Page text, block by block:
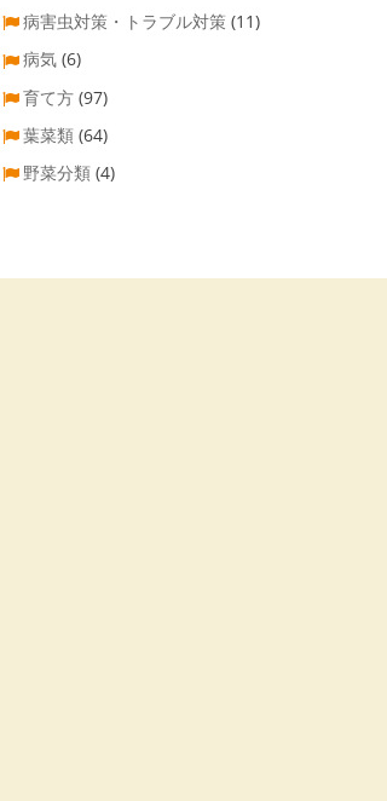
病害虫対策・トラブル対策 (11)
病気 (6)
育て方 (97)
葉菜類 (64)
野菜分類 (4)